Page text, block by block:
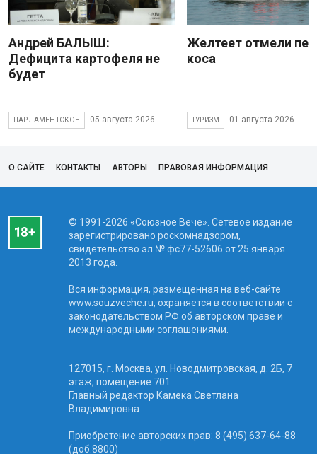
Андрей БАЛЫШ:
Дефицита картофеля не
будет
ПАРЛАМЕНТСКОЕ 05 августа 2026
Желтеет отмели
коса
ТУРИЗМ 01 августа 2026
О САЙТЕ КОНТАКТЫ АВТОРЫ ПРАВОВАЯ ИНФОРМАЦИЯ
© 1991-2026 «Союзное Вече». Сетевое издание
зарегистрировано роскомнадзором,
свидетельство эл № фc77-52606 от 25 января
2013 года.
Вся информация, размещенная на веб-сайте
www.souzveche.ru, охраняется в соответствии с
законодательством РФ об авторском праве и
международными соглашениями.
127015, г. Москва, ул. Новодмитровская, д. 2Б, 7
этаж, помещение 701
Главный редактор Камека Светлана
Владимировна
Приобретение авторских прав: 8 (495) 637-64-88
(доб.8800)